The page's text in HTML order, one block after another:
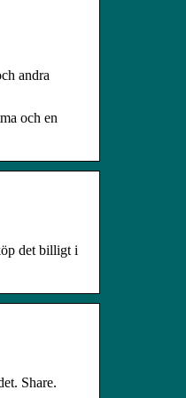
andra
och en
det billigt i
Share.